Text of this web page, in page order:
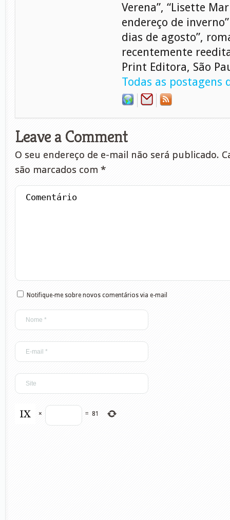
Verena”, “Lisette
endereço de
dias de agosto”,
recentemente
Print Editora, São
Todas as postagens
Leave a Comment
O seu endereço de e-mail não será publicado.
são marcados com *
Notifique-me sobre novos comentários via e-mail
× = 81